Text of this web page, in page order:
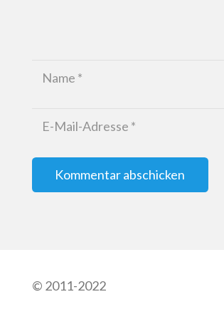
Kommentar abschicken
© 2011-2022